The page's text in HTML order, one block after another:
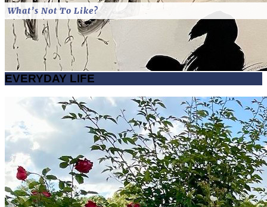
What’s Not To Like?
EVERYDAY LIFE